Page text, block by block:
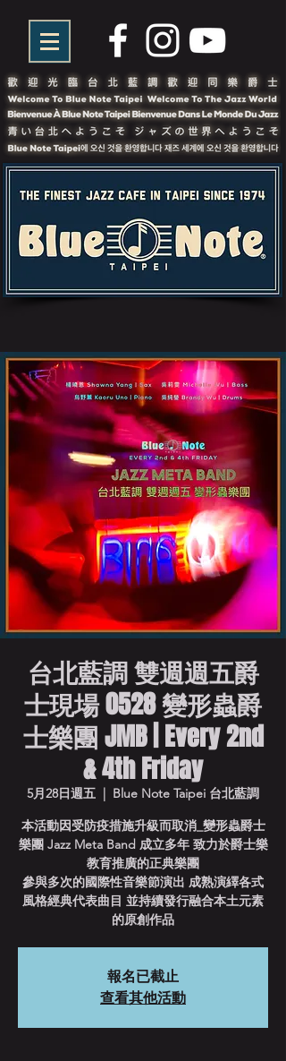
台北藍調 雙週週五爵
士現場 0528 變形蟲爵
士樂團 JMB | Every 2nd
& 4th Friday
5月28日週五
  |
Blue Note Taipei 台北藍調
本活動因受防疫措施升級而取消_變形蟲爵士
樂團 Jazz Meta Band 成立多年 致力於爵士樂
教育推廣的正典樂團
參與多次的國際性音樂節演出 成熟演繹各式
風格經典代表曲目 並持續發行融合本土元素
的原創作品
報名已截止
查看其他活動